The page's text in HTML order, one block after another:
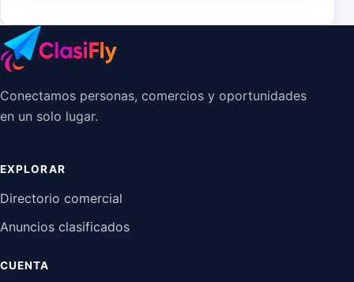
Conectamos personas, comercios y oportunidades
en un solo lugar.
EXPLORAR
Directorio comercial
Anuncios clasificados
CUENTA